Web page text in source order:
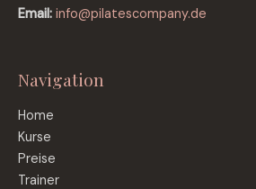
Email: info@pilatescompany.de
Navigation
Home
Kurse
Preise
Trainer